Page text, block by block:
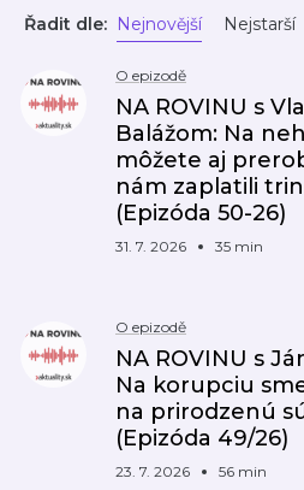
Řadit dle: Nejnovější Nejstarší
O epizodě
NA ROVINU s
Balážom: Na
môžete aj
nám zaplatili
(Epizóda 50-26)
31. 7. 2026 35 min
O epizodě
NA ROVINU s
Na korupciu
na prirodzenú
(Epizóda 49/26)
23. 7. 2026 56 min